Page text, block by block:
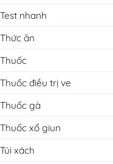
Test nhanh
Thức ăn
Thuốc
Thuốc điều trị ve
Thuốc gà
Thuốc xổ giun
Túi xách